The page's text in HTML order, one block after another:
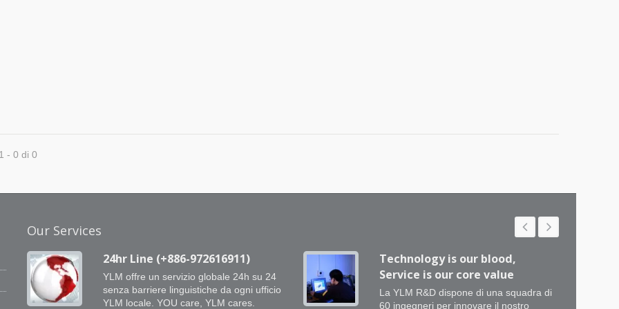
- 0 di 0
Our Services
24hr Line (+886-972616911)
YLM offre un servizio globale 24h su 24
senza barriere linguistiche da ogni ufficio
YLM locale. YOU care, YLM cares.
Technology is our blood,
Service is our core value
La YLM R&D dispone di una squadra di
60 ingegneri per innovare il nostro